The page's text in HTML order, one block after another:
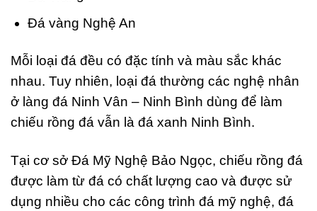
Đá vàng Nghệ An
Mỗi loại đá đều có đặc tính và màu sắc khác
nhau. Tuy nhiên, loại đá thường các nghệ nhân
ở làng đá Ninh Vân – Ninh Bình dùng để làm
chiếu rồng đá vẫn là đá xanh Ninh Bình.
Tại cơ sở Đá Mỹ Nghệ Bảo Ngọc, chiếu rồng đá
được làm từ đá có chất lượng cao và được sử
dụng nhiều cho các công trình đá mỹ nghệ, đá